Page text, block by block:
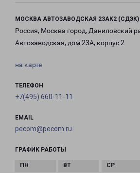
МОСКВА АВТОЗАВОДСКАЯ 23АК2 (СДЭК)
Россия, Москва город, Даниловский
Автозаводская, дом 23А, корпус 2
на карте
ТЕЛЕФОН
+7(495) 660-11-11
EMAIL
pecom@pecom.ru
ГРАФИК РАБОТЫ